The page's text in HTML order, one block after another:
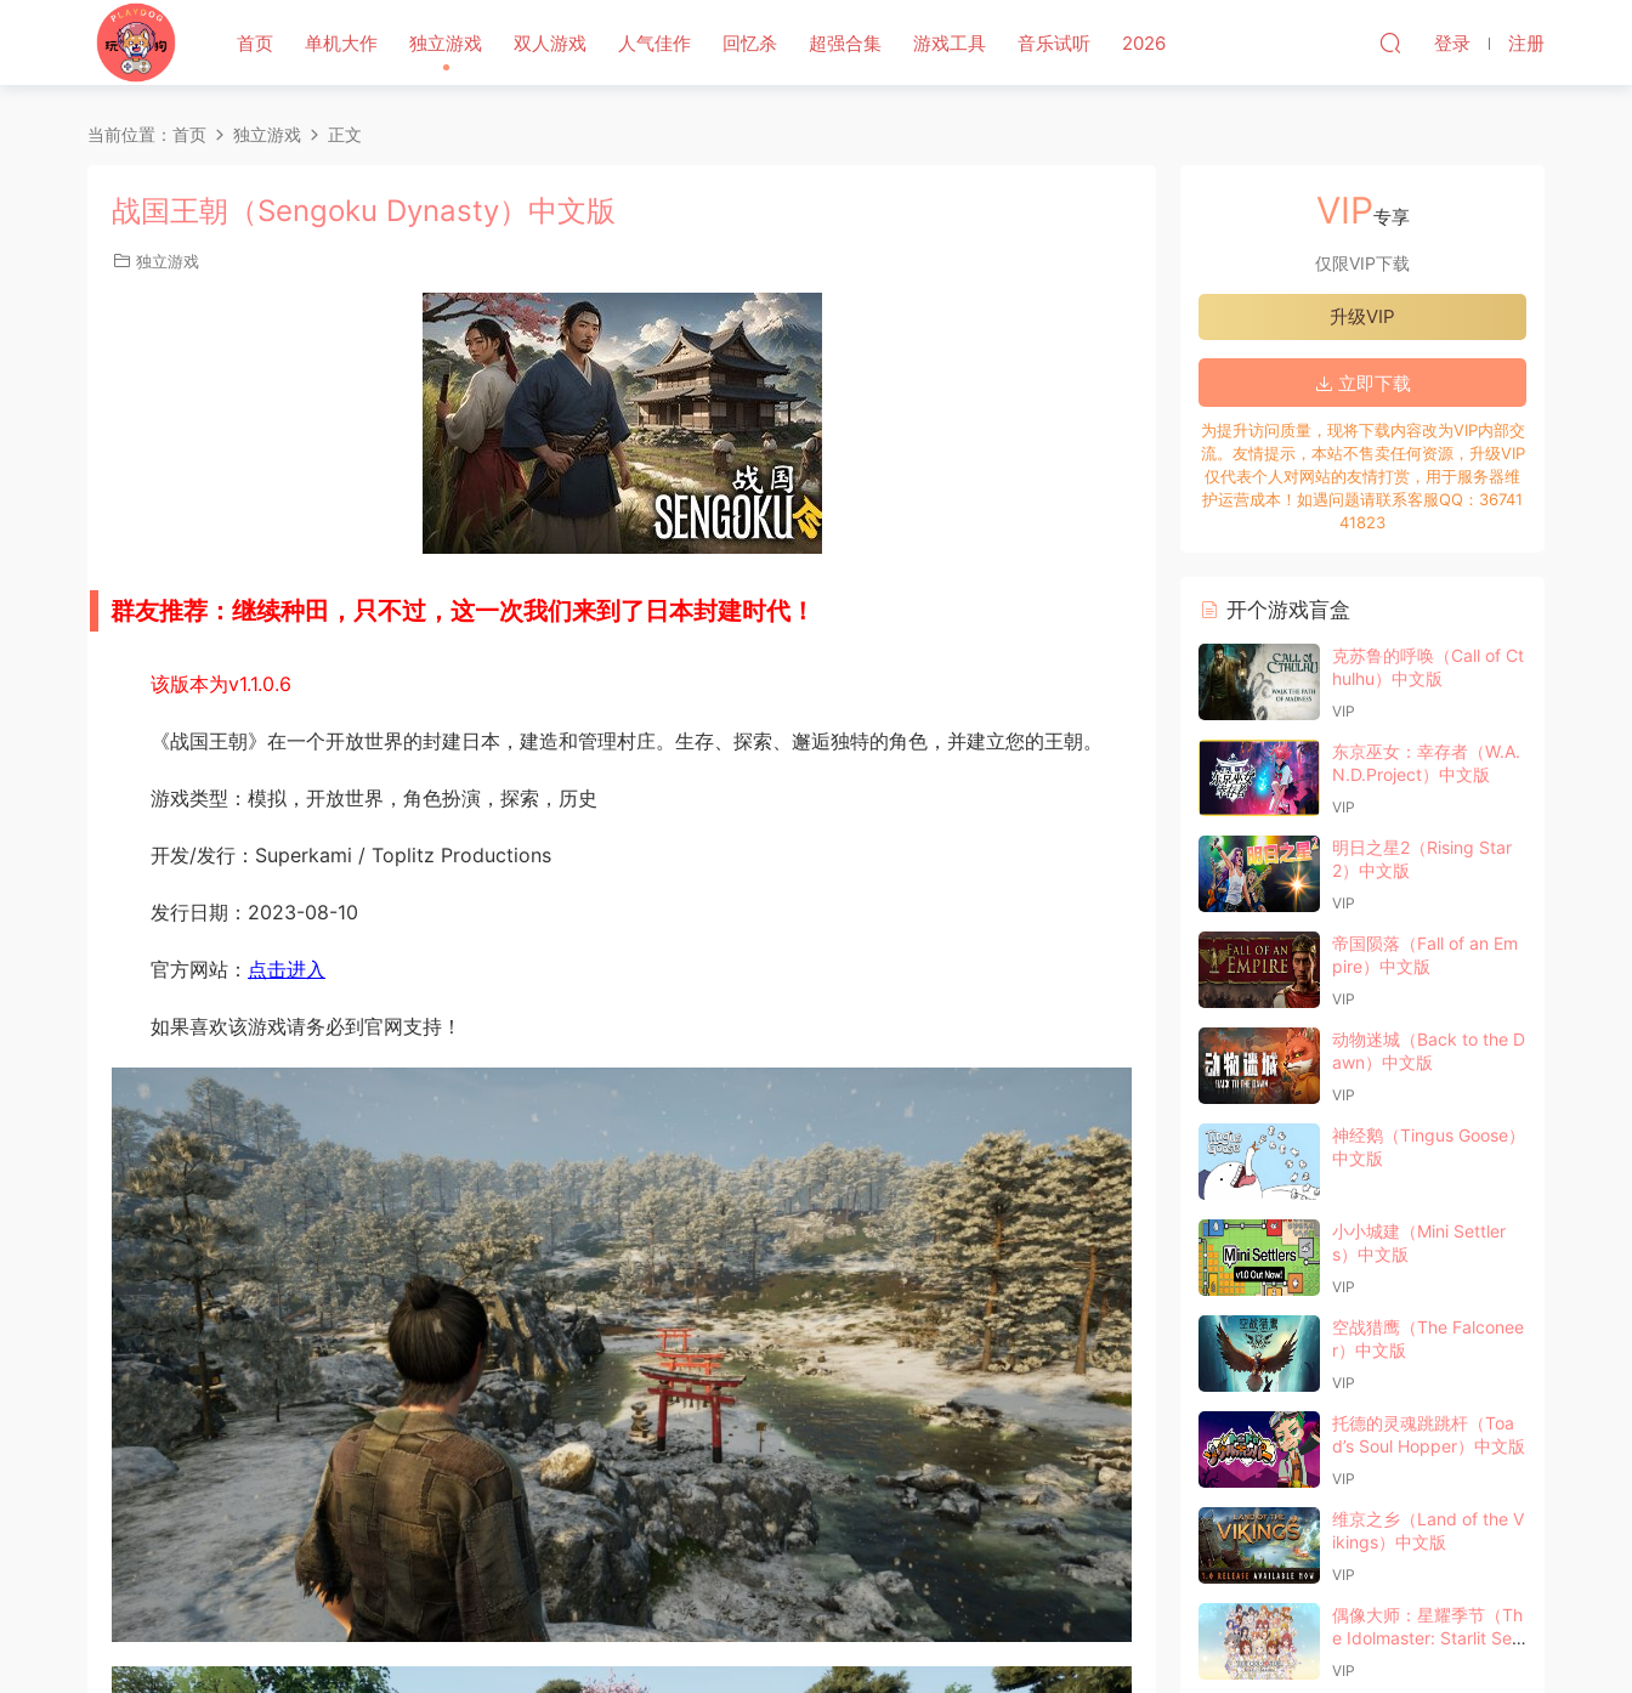
首页 单机大作 独立游戏 双人游戏 人气佳作 回忆杀 超强合集 游戏工具 音乐试听 2026 登录 注册
当前位置： 首页 独立游戏 正文
战国王朝（Sengoku Dynasty）中文版
独立游戏
群友推荐：继续种田，只不过，这一次我们来到了日本封建时代！
该版本为v1.1.0.6
《战国王朝》在一个开放世界的封建日本，建造和管理村庄。生存、探索、邂逅独特的角色，并建立您的王朝。
游戏类型：模拟，开放世界，角色扮演，探索，历史
开发/发行：Superkami / Toplitz Productions
发行日期：2023-08-10
官方网站： 点击进入
如果喜欢该游戏请务必到官网支持！
VIP专享
仅限VIP下载
升级VIP
立即下载
为提升访问质量，现将下载内容改为VIP内部交
流。友情提示，本站不售卖任何资源，升级VIP
仅代表个人对网站的友情打赏，用于服务器维
护运营成本！如遇问题请联系客服QQ：36741
41823
开个游戏盲盒
克苏鲁的呼唤（Call of Ct
hulhu）中文版
VIP
东京巫女：幸存者（W.A.
N.D.Project）中文版
VIP
明日之星2（Rising Star
2）中文版
VIP
帝国陨落（Fall of an Em
pire）中文版
VIP
动物迷城（Back to the D
awn）中文版
VIP
神经鹅（Tingus Goose）
中文版
小小城建（Mini Settler
s）中文版
VIP
空战猎鹰（The Falconee
r）中文版
VIP
托德的灵魂跳跳杆（Toa
d’s Soul Hopper）中文版
VIP
维京之乡（Land of the V
ikings）中文版
VIP
偶像大师：星耀季节（Th
e Idolmaster: Starlit Sea
son）中文版
VIP